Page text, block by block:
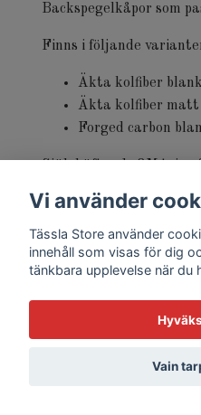
Backspegelkåpor som
Finns i följande
Äkta kolfiber blank
Äkta kolfiber matt
Forged carbon
© 2026
Vi använder
Tässla Store använder
innehåll som visas för dig
tänkbara upplevelse när du
Vain